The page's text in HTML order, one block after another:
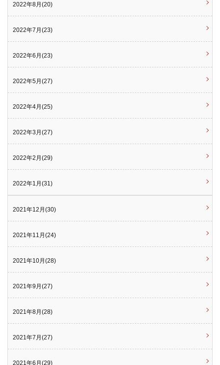
2022年8月(20)
2022年7月(23)
2022年6月(23)
2022年5月(27)
2022年4月(25)
2022年3月(27)
2022年2月(29)
2022年1月(31)
2021年12月(30)
2021年11月(24)
2021年10月(28)
2021年9月(27)
2021年8月(28)
2021年7月(27)
2021年6月(29)